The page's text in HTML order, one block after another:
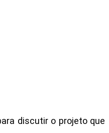
discutir o projeto que